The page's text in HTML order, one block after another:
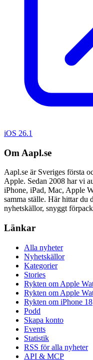
iOS 26.1
Om Aapl.se
Aapl.se är Sveriges första
Apple. Sedan 2008 har vi
iPhone, iPad, Mac, Apple
samma ställe. Här hittar du
nyhetskällor, snyggt
Länkar
Alla nyheter
Nyhetskällor
Kategorier
Stories
Rykten om Apple
Rykten om Apple
Rykten om iPhone 18
Podd
Skapa konto
Events
Statistik
RSS för alla nyheter
API & MCP